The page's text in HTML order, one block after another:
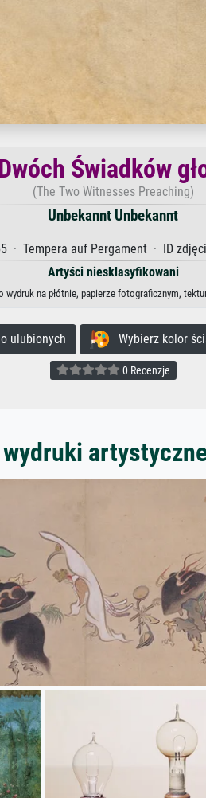
Świadków
(The Two Witnesses Preaching)
Unbekannt Unbekannt
· Tempera auf Pergament · ID
Artyści niesklasyfikowani
wydruk na płótnie, papierze fotograficznym,
ulubionych Wybierz kolor
0 Recenzje